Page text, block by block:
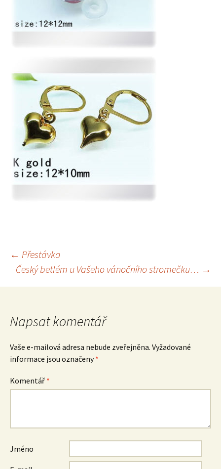
Navigace
pro
příspěvek
← Přestávka
Český betlém u Vašeho vánočního stromečku… →
Napsat komentář
Vaše e-mailová adresa nebude zveřejněna. Vyžadované
informace jsou označeny*
Komentář *
Jméno